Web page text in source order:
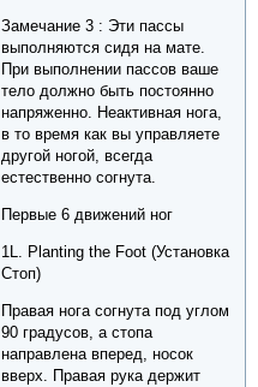
Замечание 3 : Эти пассы
выполняются сидя на мате.
При выполнении пассов ваше
тело должно быть постоянно
напряженно. Неактивная нога,
в то время как вы управляете
другой ногой, всегда
естественно согнута.
Первые 6 движений ног
1L. Planting the Foot (Установка
Стоп)
Правая нога согнута под углом
90 градусов, а стопа
направлена вперед, носок
вверх. Правая рука держит